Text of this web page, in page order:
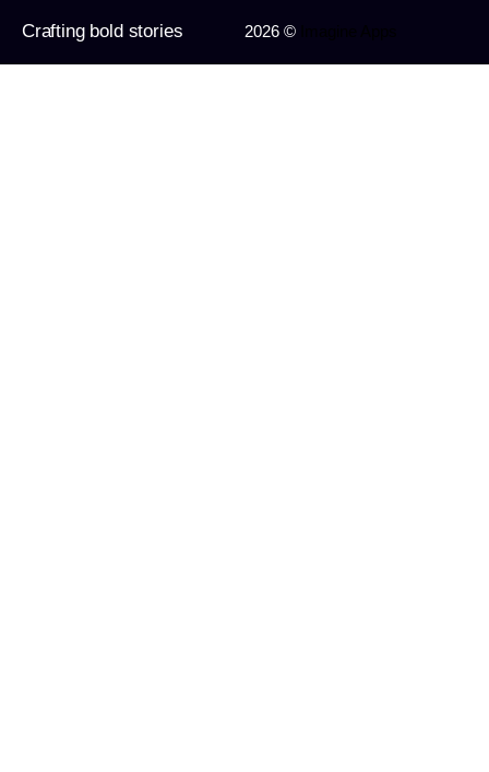
Crafting bold stories 2026 ©